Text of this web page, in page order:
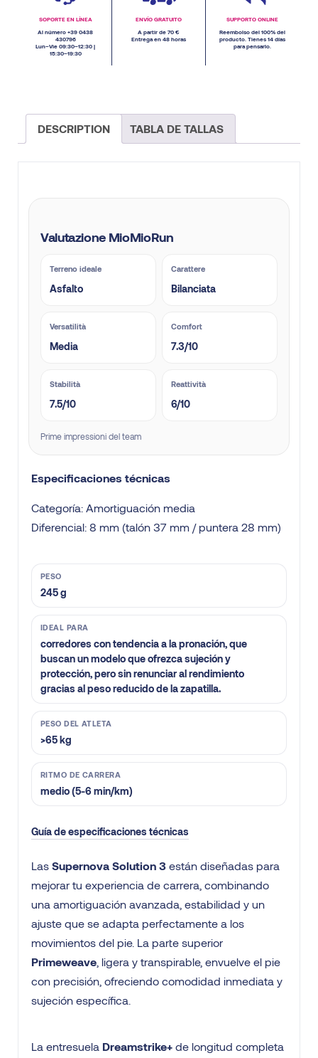
SOPORTE EN LÍNEA
Al número +39 0438
430796
Lun–Vie 09:30–12:30 |
15:30–19:30
ENVÍO GRATUITO
A partir de 70 €
Entrega en 48 horas
SUPPORTO ONLINE
Reembolso del 100% del
producto. Tienes 14 días
para pensarlo.
DESCRIPTION TABLA DE TALLAS
Valutazione MioMioRun
Terreno ideale
Asfalto
Carattere
Bilanciata
Versatilità
Media
Comfort
7.3/10
Stabilità
7.5/10
Reattività
6/10
Prime impressioni del team
Especificaciones técnicas
Categoría: Amortiguación media
Diferencial: 8 mm (talón 37 mm / puntera 28 mm)
PESO
245 g
IDEAL PARA
corredores con tendencia a la pronación, que
buscan un modelo que ofrezca sujeción y
protección, pero sin renunciar al rendimiento
gracias al peso reducido de la zapatilla.
PESO DEL ATLETA
>65 kg
RITMO DE CARRERA
medio (5-6 min/km)
Guía de especificaciones técnicas
Las Supernova Solution 3 están diseñadas para
mejorar tu experiencia de carrera, combinando
una amortiguación avanzada, estabilidad y un
ajuste que se adapta perfectamente a los
movimientos del pie. La parte superior
Primeweave , ligera y transpirable, envuelve el pie
con precisión, ofreciendo comodidad inmediata y
sujeción específica.
La entresuela Dreamstrike+ de longitud completa